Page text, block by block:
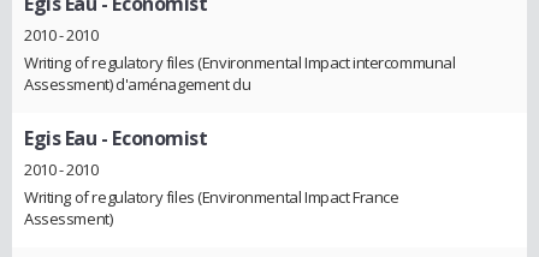
2010 - 2010
Writing of regulatory files (Environmental Impact intercommunal
Assessment) d'aménagement du
Egis Eau - Economist
2010 - 2010
Writing of regulatory files (Environmental Impact France
Assessment)